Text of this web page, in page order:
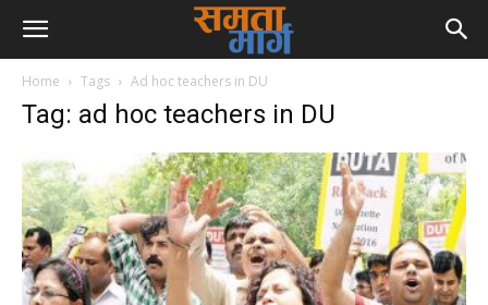
Home Tags Ad hoc teachers in DU
Tag: ad hoc teachers in DU